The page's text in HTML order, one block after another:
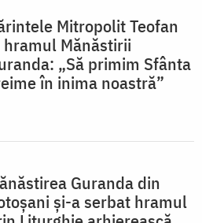
Mitropolit Teofan
hramul Mănăstirii
„Să primim Sfânta
în inima noastră”
Guranda din
și-a serbat hramul